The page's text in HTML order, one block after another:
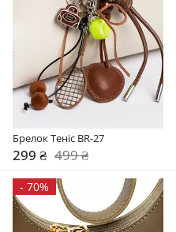
Брелок Теніс BR-27
299 ₴ 499 ₴
- 70%